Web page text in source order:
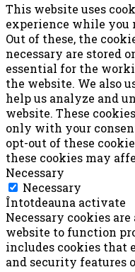
This website uses
experience while you
Out of these, the
necessary are stored
essential for the
the website. We also
help us analyze and
website. These
only with your
opt-out of these
these cookies may
Necessary
Necessary
Întotdeauna activate
Necessary cookies
website to function
includes cookies that
and security features